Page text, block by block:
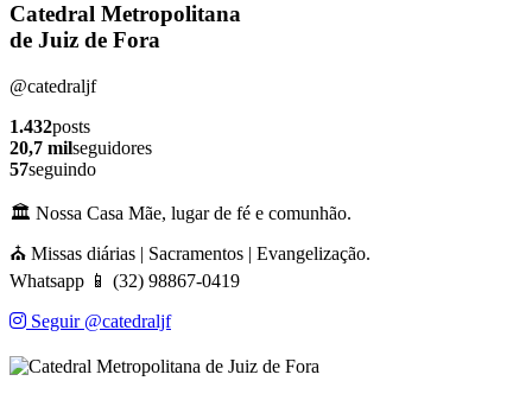
Catedral Metropolitana
de Juiz de Fora
@catedraljf
1.432posts
20,7 milseguidores
57seguindo
🏛️ Nossa Casa Mãe, lugar de fé e comunhão.
⛪ Missas diárias | Sacramentos | Evangelização.
Whatsapp 📱 (32) 98867-0419
Seguir @catedraljf